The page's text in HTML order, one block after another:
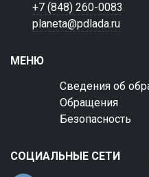
+7 (848) 260-0083
planeta@pdlada.ru
МЕНЮ
Сведения об
Обращения
Безопасность
СОЦИАЛЬНЫЕ СЕТИ